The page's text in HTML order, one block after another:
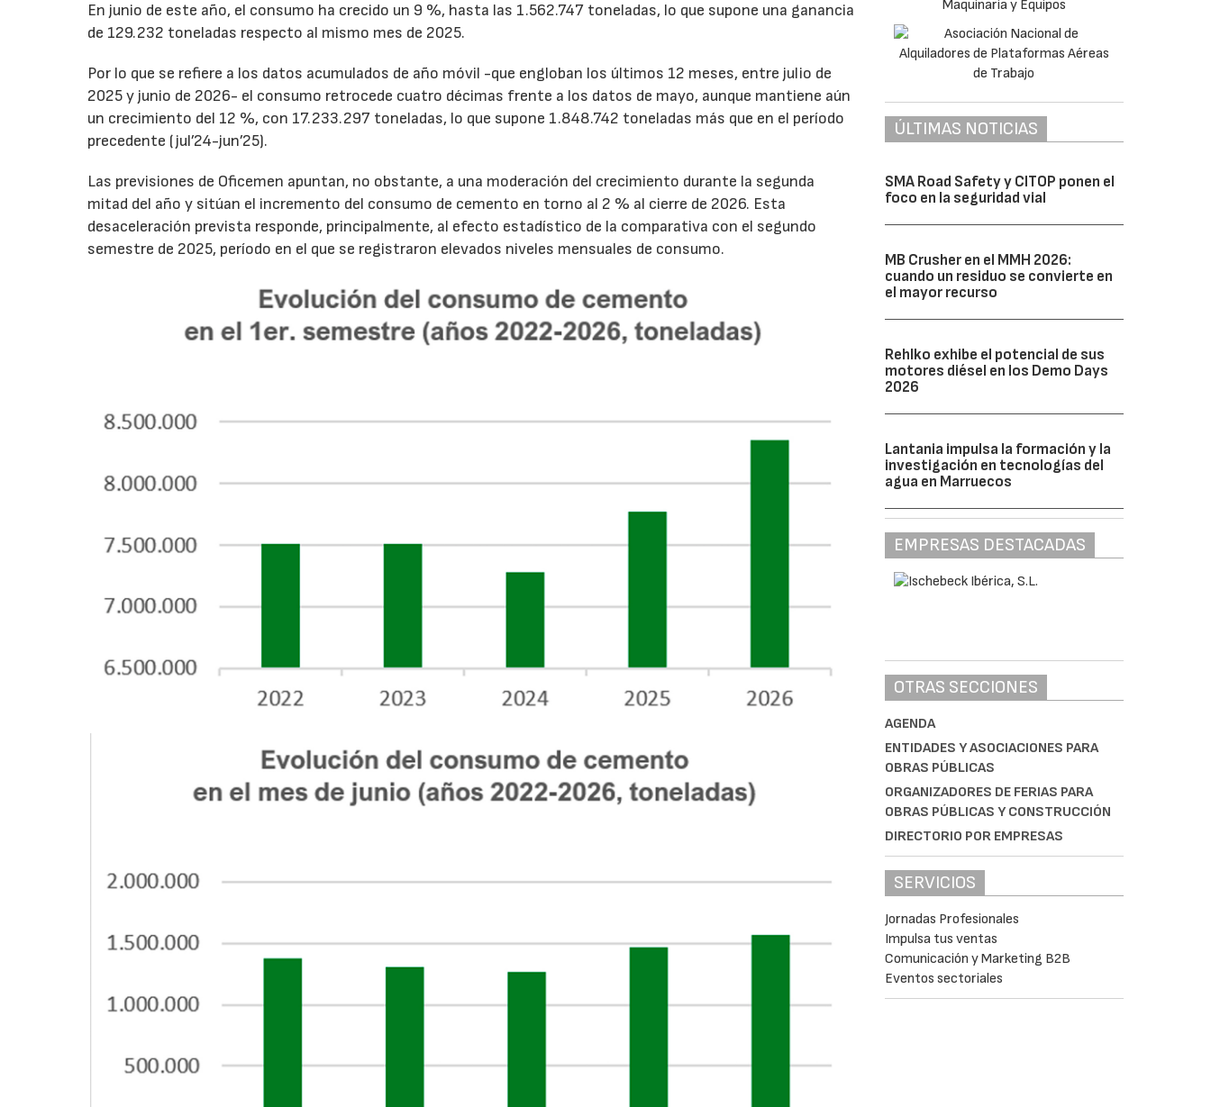
En junio de este año, el consumo ha crecido un 9 %, hasta las 1.562.747 toneladas, lo que supone una ganancia
de 129.232 toneladas respecto al mismo mes de 2025.
Por lo que se refiere a los datos acumulados de año móvil -que engloban los últimos 12 meses, entre julio de
2025 y junio de 2026- el consumo retrocede cuatro décimas frente a los datos de mayo, aunque mantiene aún
un crecimiento del 12 %, con 17.233.297 toneladas, lo que supone 1.848.742 toneladas más que en el período
precedente (jul’24-jun’25).
Las previsiones de Oficemen apuntan, no obstante, a una moderación del crecimiento durante la segunda
mitad del año y sitúan el incremento del consumo de cemento en torno al 2 % al cierre de 2026. Esta
desaceleración prevista responde, principalmente, al efecto estadístico de la comparativa con el segundo
semestre de 2025, período en el que se registraron elevados niveles mensuales de consumo.
ÚLTIMAS NOTICIAS
SMA Road Safety y CITOP ponen el
foco en la seguridad vial
MB Crusher en el MMH 2026:
cuando un residuo se convierte en
el mayor recurso
Rehlko exhibe el potencial de sus
motores diésel en los Demo Days
2026
Lantania impulsa la formación y la
investigación en tecnologías del
agua en Marruecos
EMPRESAS DESTACADAS
OTRAS SECCIONES
AGENDA
ENTIDADES Y ASOCIACIONES PARA
OBRAS PÚBLICAS
ORGANIZADORES DE FERIAS PARA
OBRAS PÚBLICAS Y CONSTRUCCIÓN
DIRECTORIO POR EMPRESAS
SERVICIOS
Jornadas Profesionales
Impulsa tus ventas
Comunicación y Marketing B2B
Eventos sectoriales